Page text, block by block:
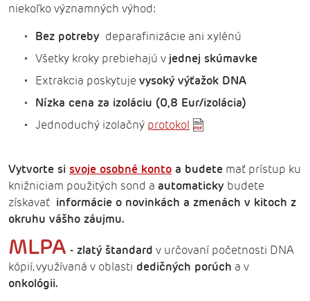
niekoľko významných výhod:
Bez potreby deparafinizácie ani xylénú
Všetky kroky prebiehajú v jednej skúmavke
Extrakcia poskytuje vysoký výťažok DNA
Nízka cena za izoláciu (0,8 Eur/izolácia)
Jednoduchý izolačný protokol
Vytvorte si svoje osobné konto a budete mať prístup ku
knižniciam použitých sond a automaticky budete
získavať informácie o novinkách a zmenách v kitoch z
okruhu vášho záujmu.
MLPA - zlatý štandard v určovaní početnosti DNA
kópií, využívaná v oblasti dedičných porúch a v
onkológii.